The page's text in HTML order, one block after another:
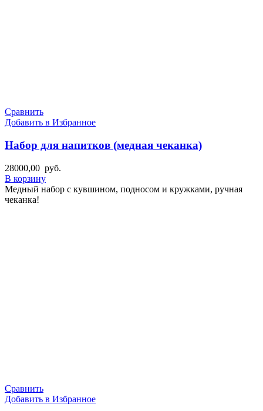
Сравнить
Добавить в Избранное
Набор для напитков (медная чеканка)
28000,00 руб.
В корзину
Медный набор с кувшином, подносом и кружками, ручная
чеканка!
Сравнить
Добавить в Избранное